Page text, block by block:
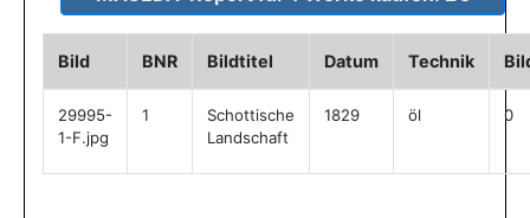
Bild BNR Bildtitel Datum Technik
29995-
1-F.jpg
1
Schottische
Landschaft
1829 öl 0